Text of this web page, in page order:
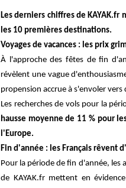
Les derniers chiffres de
les 10 premières destinations.
Voyages de vacances : les prix
À l'approche des fêtes de fin
révèlent une vague
propension accrue à s'envoler
Les recherches de vols pour la
hausse moyenne de 11 % pour
l'Europe.
Fin d'année : les Français rêvent
Pour la période de fin d'année, les
de KAYAK.fr mettent en